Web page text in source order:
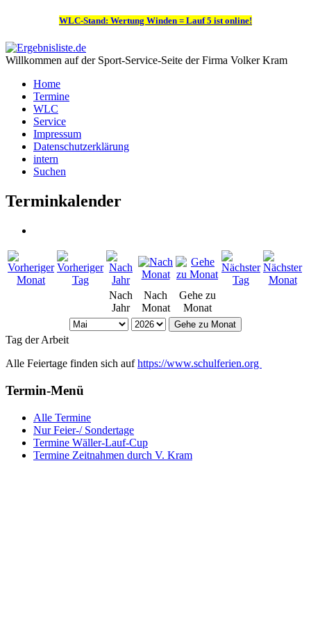
WLC-Stand: Wertung Winden = Lauf 5 ist online!
Willkommen auf der Sport-Service-Seite der Firma Volker Kram
Home
Termine
WLC
Service
Impressum
Datenschutzerklärung
intern
Suchen
Terminkalender
Nach
Jahr
Nach
Monat
Gehe zu
Monat
Gehe zu Monat
Tag der Arbeit
Alle Feiertage finden sich aufhttps://www.schulferien.org
Termin-Menü
Alle Termine
Nur Feier-/ Sondertage
Termine Wäller-Lauf-Cup
Termine Zeitnahmen durch V. Kram